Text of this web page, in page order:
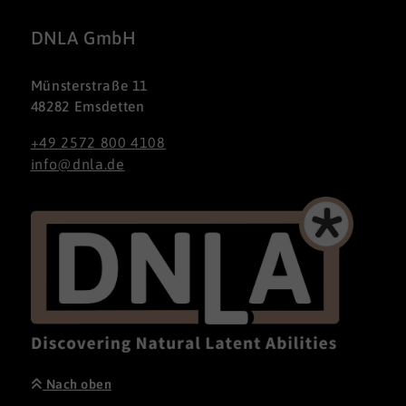
DNLA GmbH
Münsterstraße 11
48282 Emsdetten
+49 2572 800 4108
info@dnla.de
Nach oben